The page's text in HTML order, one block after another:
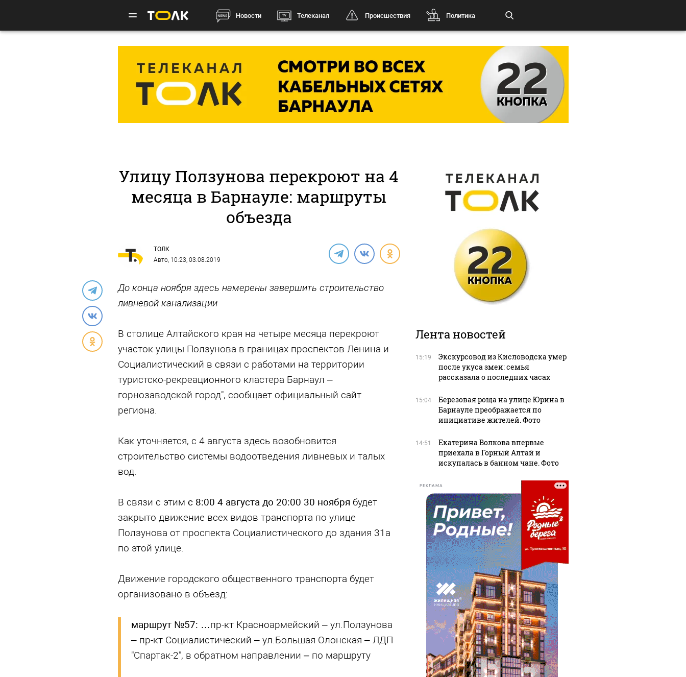
Новости Телеканал Происшествия Политика
Улицу Ползунова перекроют на 4
месяца в Барнауле: маршруты
объезда
ТОЛК
Авто, 10:23, 03.08.2019
До конца ноября здесь намерены завершить строительство
ливневой канализации
В столице Алтайского края на четыре месяца перекроют
участок улицы Ползунова в границах проспектов Ленина и
Социалистический в связи с работами на территории
туристско-рекреационного кластера Барнаул –
горнозаводской город", сообщает официальный сайт
региона.
Как уточняется, с 4 августа здесь возобновится
строительство системы водоотведения ливневых и талых
вод.
В связи с этим с 8:00 4 августа до 20:00 30 ноября будет
закрыто движение всех видов транспорта по улице
Ползунова от проспекта Социалистического до здания 31а
по этой улице.
Движение городского общественного транспорта будет
организовано в объезд:
маршрут №57: …пр-кт Красноармейский – ул.Ползунова
– пр-кт Социалистический – ул.Большая Олонская – ЛДП
"Спартак-2", в обратном направлении – по маршруту
Лента новостей
15:19
Экскурсовод из Кисловодска умер
после укуса змеи: семья
рассказала о последних часах
15:04
Березовая роща на улице Юрина в
Барнауле преображается по
инициативе жителей. Фото
14:51
Екатерина Волкова впервые
приехала в Горный Алтай и
искупалась в банном чане. Фото
РЕКЛАМА